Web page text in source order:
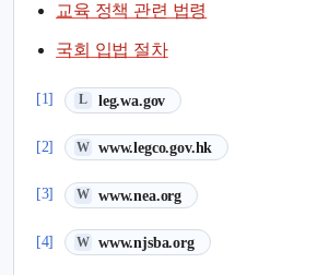
교육 정책 관련 법령
국회 입법 절차
[1] L leg.wa.gov
(새 탭에서 열림)
[2] W www.legco.gov.hk
(새 탭에서 열림)
[3] W www.nea.org
(새 탭에서 열림)
[4] W www.njsba.org
(새 탭에서 열림)